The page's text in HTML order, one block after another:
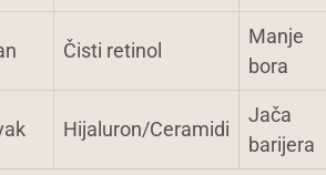
Čisti retinol
Manje
bora
Hijaluron/Ceramidi
Jača
barijera